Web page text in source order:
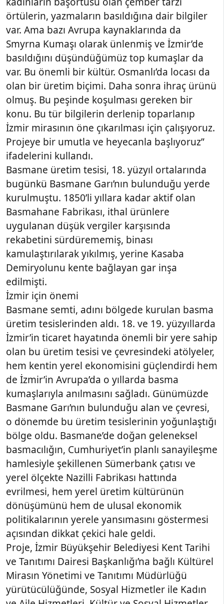
örtülerin, yazmaların basıldığına dair bilgiler
var. Ama bazı Avrupa kaynaklarında da
Smyrna Kumaşı olarak ünlenmiş ve İzmir’de
basıldığını düşündüğümüz top kumaşlar da
var. Bu önemli bir kültür. Osmanlı’da locası da
olan bir üretim biçimi. Daha sonra ihraç ürünü
olmuş. Bu peşinde koşulması gereken bir
konu. Bu tür bilgilerin derlenip toparlanıp
İzmir mirasının öne çıkarılması için çalışıyoruz.
Projeye bir umutla ve heyecanla başlıyoruz”
ifadelerini kullandı.
Basmane üretim tesisi, 18. yüzyıl ortalarında
bugünkü Basmane Garı’nın bulunduğu yerde
kurulmuştu. 1850’li yıllara kadar aktif olan
Basmahane Fabrikası, ithal ürünlere
uygulanan düşük vergiler karşısında
rekabetini sürdürememiş, binası
kamulaştırılarak yıkılmış, yerine Kasaba
Demiryolunu kente bağlayan gar inşa
edilmişti.
İzmir için önemi
Basmane semti, adını bölgede kurulan basma
üretim tesislerinden aldı. 18. ve 19. yüzyıllarda
İzmir’in ticaret hayatında önemli bir yere sahip
olan bu üretim tesisi ve çevresindeki atölyeler,
hem kentin yerel ekonomisini güçlendirdi hem
de İzmir’in Avrupa’da o yıllarda basma
kumaşlarıyla anılmasını sağladı. Günümüzde
Basmane Garı’nın bulunduğu alan ve çevresi,
o dönemde bu üretim tesislerinin yoğunlaştığı
bölge oldu. Basmane’de doğan geleneksel
basmacılığın, Cumhuriyet’in planlı sanayileşme
hamlesiyle şekillenen Sümerbank çatısı ve
yerel ölçekte Nazilli Fabrikası hattında
evrilmesi, hem yerel üretim kültürünün
dönüşümünü hem de ulusal ekonomik
politikalarının yerele yansımasını göstermesi
açısından dikkat çekici hale geldi.
Proje, İzmir Büyükşehir Belediyesi Kent Tarihi
ve Tanıtımı Dairesi Başkanlığı’na bağlı Kültürel
Mirasın Yönetimi ve Tanıtımı Müdürlüğü
yürütücülüğünde, Sosyal Hizmetler ile Kadın